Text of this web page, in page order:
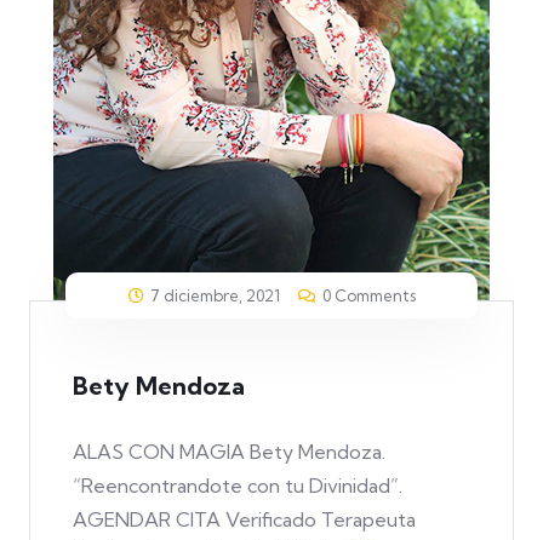
7 diciembre, 2021 0 Comments
Bety Mendoza
ALAS CON MAGIA Bety Mendoza.
“Reencontrandote con tu Divinidad”.
AGENDAR CITA Verificado Terapeuta